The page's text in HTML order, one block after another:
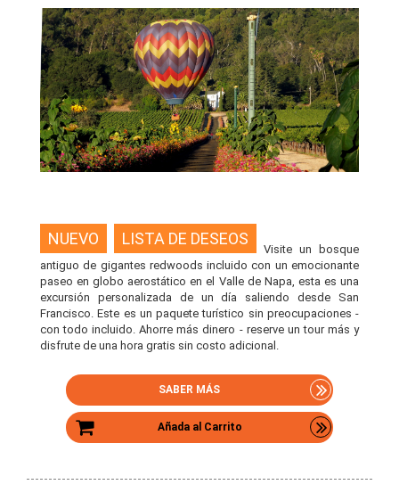
NUEVO LISTA DE DESEOS
Visite un bosque
antiguo de gigantes redwoods incluido con un emocionante
paseo en globo aerostático en el Valle de Napa, esta es una
excursión personalizada de un día saliendo desde San
Francisco. Este es un paquete turístico sin preocupaciones -
con todo incluido. Ahorre más dinero - reserve un tour más y
disfrute de una hora gratis sin costo adicional.
SABER MÁS
Añada al Carrito